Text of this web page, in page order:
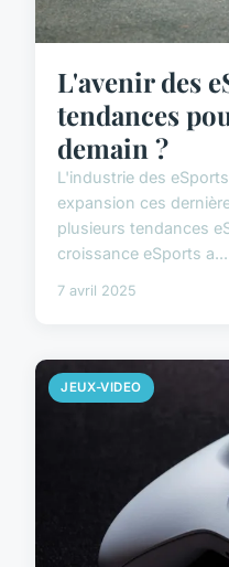
L'avenir des
tendances
demain ?
L'industrie des
expansion ces
plusieurs tendances
croissance eSports a...
7 avril 2025
JEUX-VIDEO